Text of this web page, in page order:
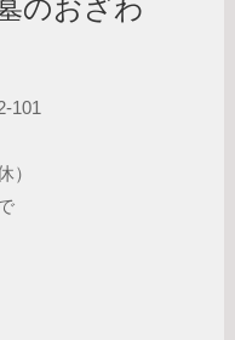
のおざわ
101
定休）